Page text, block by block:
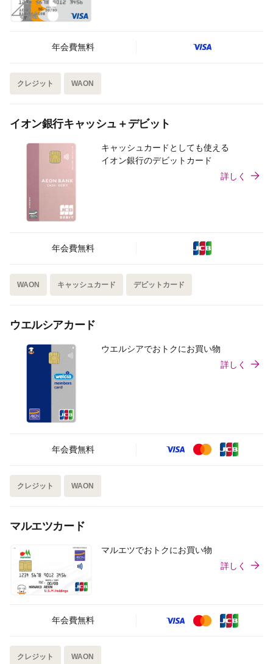
年会費無料
クレジット WAON
イオン銀行キャッシュ＋デビット
キャッシュカードとしても使える
イオン銀行のデビットカード
詳しく
年会費無料
WAON キャッシュカード デビットカード
ウエルシアカード
ウエルシアでおトクにお買い物
詳しく
年会費無料
クレジット WAON
マルエツカード
マルエツでおトクにお買い物
詳しく
年会費無料
クレジット WAON